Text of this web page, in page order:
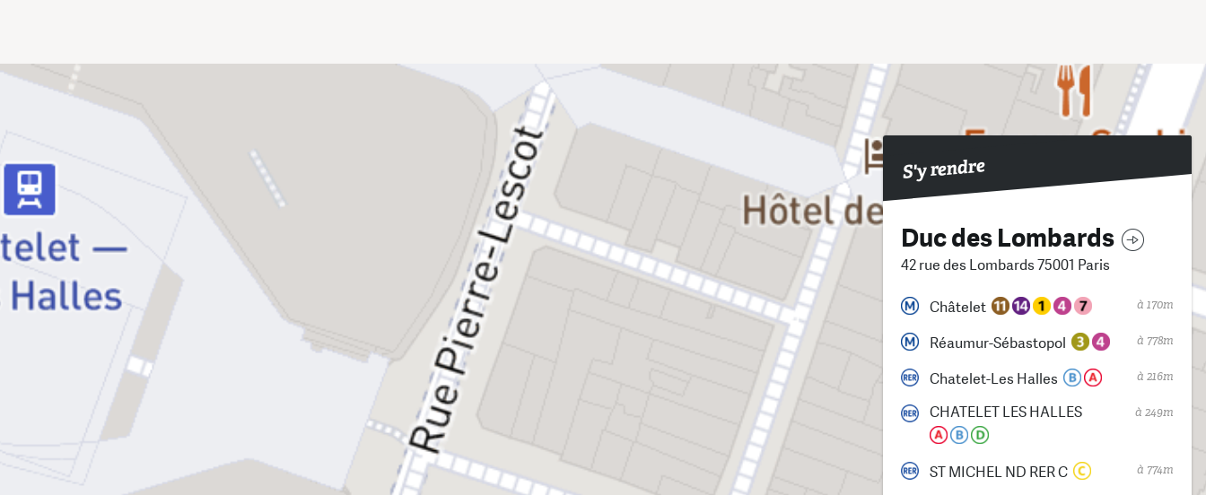
S'y rendre
Duc des Lombards
42 rue des Lombards 75001 Paris
Châtelet à 170m
Réaumur-Sébastopol à 778m
Chatelet-Les Halles à 216m
CHATELET LES HALLES à 249m
ST MICHEL ND RER C à 774m